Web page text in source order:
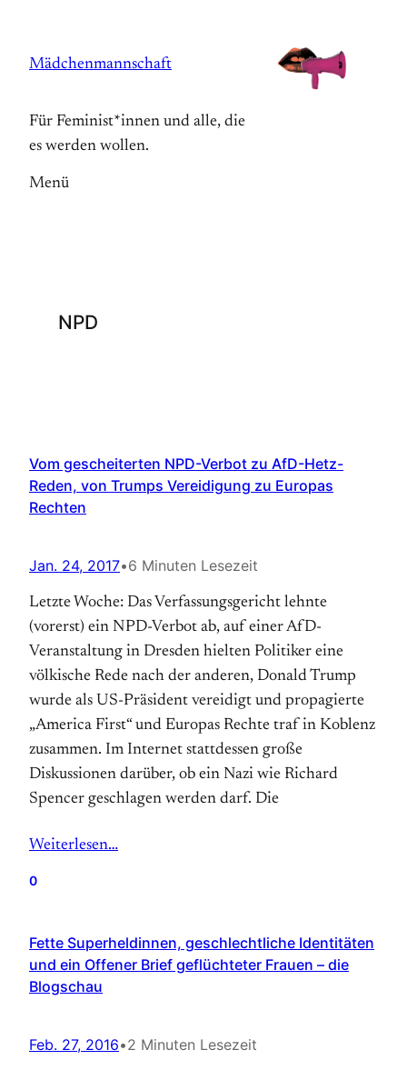
springen
Mädchenmannschaft
Für Feminist*innen und alle, die
es werden wollen.
Menü
NPD
Vom gescheiterten NPD-Verbot zu AfD-Hetz-
Reden, von Trumps Vereidigung zu Europas
Rechten
Jan. 24, 2017•6 Minuten Lesezeit
Letzte Woche: Das Verfassungsgericht lehnte
(vorerst) ein NPD-Verbot ab, auf einer AfD-
Veranstaltung in Dresden hielten Politiker eine
völkische Rede nach der anderen, Donald Trump
wurde als US-Präsident vereidigt und propagierte
„America First“ und Europas Rechte traf in Koblenz
zusammen. Im Internet stattdessen große
Diskussionen darüber, ob ein Nazi wie Richard
Spencer geschlagen werden darf. Die
Weiterlesen…
0
Fette Superheldinnen, geschlechtliche Identitäten
und ein Offener Brief geflüchteter Frauen – die
Blogschau
Feb. 27, 2016•2 Minuten Lesezeit